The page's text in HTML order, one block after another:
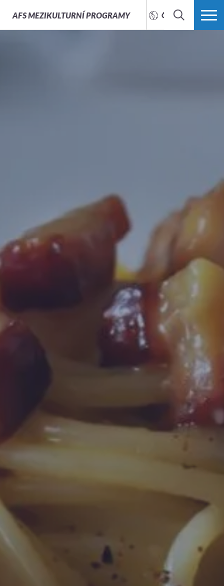
AFSMEZIKULTURNÍ PROGRAMY ČEŠTINA
HLEDAT VÍCE